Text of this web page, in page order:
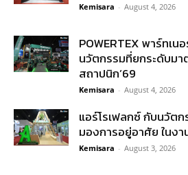
Kemisara - August 4, 2026
POWERTEX พาร์ทเ
นวัตกรรมที่ยกระดับมา
สถาปนิก’69
Kemisara - August 4, 2026
แอร์โรเฟลกซ์ กับนวัต
มองการอยู่อาศัย ในง
Kemisara - August 3, 2026